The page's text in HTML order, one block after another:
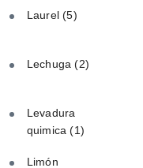
Laurel(5)
Lechuga(2)
Levadura
quimica(1)
Limón